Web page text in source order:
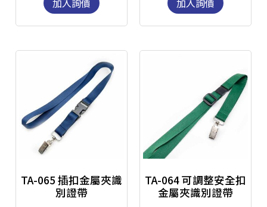
加入詢價 加入詢價
TA-065 插扣金屬夾識
別證帶
TA-064 可調整安全扣
金屬夾識別證帶